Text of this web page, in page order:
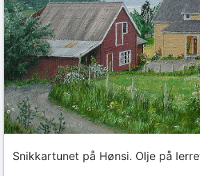
Snikkartunet på Hønsi. Olje på